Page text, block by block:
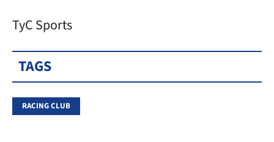
TyC Sports
TAGS
RACING CLUB